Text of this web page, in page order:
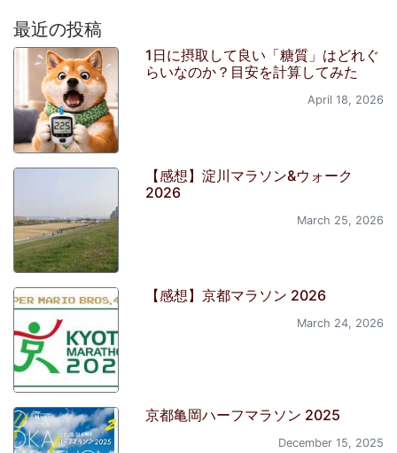
最近の投稿
1日に摂取して良い「糖質」はどれぐ
らいなのか？目安を計算してみた
April 18, 2026
【感想】淀川マラソン&ウォーク
2026
March 25, 2026
【感想】京都マラソン 2026
March 24, 2026
京都亀岡ハーフマラソン 2025
December 15, 2025